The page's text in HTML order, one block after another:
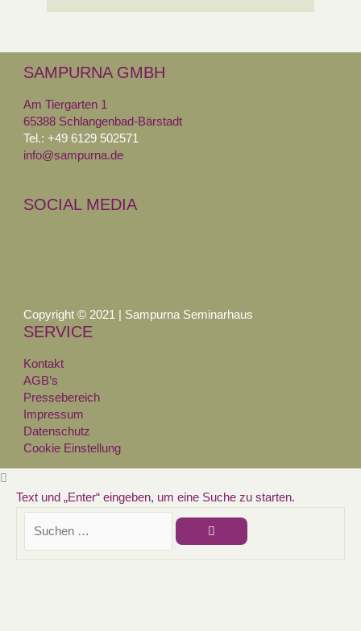
SAMPURNA GMBH
Am Tiergarten 1
65388 Schlangenbad-Bärstadt
Tel.: +49 6129 502571
info@sampurna.de
SOCIAL MEDIA
Copyright © 2021 | Sampurna Seminarhaus
SERVICE
Kontakt
AGB’s
Pressebereich
Impressum
Datenschutz
Cookie Einstellung
Text und „Enter“ eingeben, um eine Suche zu starten.